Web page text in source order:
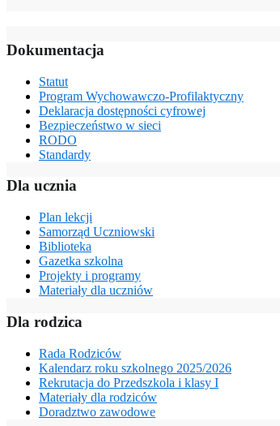
Dokumentacja
Statut
Program Wychowawczo-Profilaktyczny
Deklaracja dostępności cyfrowej
Bezpieczeństwo w sieci
RODO
Standardy
Dla ucznia
Plan lekcji
Samorząd Uczniowski
Biblioteka
Gazetka szkolna
Projekty i programy
Materiały dla uczniów
Dla rodzica
Rada Rodziców
Kalendarz roku szkolnego 2025/2026
Rekrutacja do Przedszkola i klasy I
Materiały dla rodziców
Doradztwo zawodowe